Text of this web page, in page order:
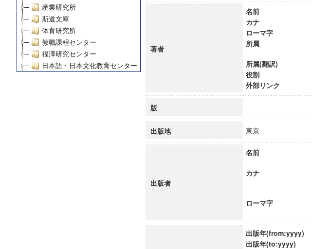
産業研究所
斯道文庫
体育研究所
教職課程センター
福澤研究センター
日本語・日本文化教育センター
グローバルリサーチインスティテュート
慶應義塾大学グローバルCOEプログラム論理と感性の先端的教育研究拠点
博士課程教育リーディングプログラム「超成熟社会発展のサイエンス」
著者
名前
カナ
ローマ字
所属
所属(翻訳)
役割
外部リンク
版
出版地 東京
出版者
名前
カナ
ローマ字
出版年(from:yyyy)
出版年(to:yyyy)